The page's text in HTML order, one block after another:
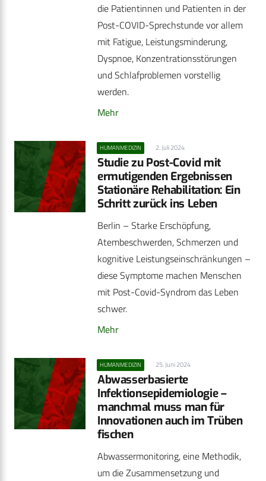
die Patientinnen und Patienten in der
Post-COVID-Sprechstunde vor allem
mit Fatigue, Leistungsminderung,
Dyspnoe, Konzentrationsstörungen
und Schlafproblemen vorstellig
werden.
Mehr
HUMANMEDIZIN 2. Juli 2024
Studie zu Post-Covid mit
ermutigenden Ergebnissen
Stationäre Rehabilitation: Ein
Schritt zurück ins Leben
Berlin – Starke Erschöpfung,
Atembeschwerden, Schmerzen und
kognitive Leistungseinschränkungen –
diese Symptome machen Menschen
mit Post-Covid-Syndrom das Leben
schwer.
Mehr
HUMANMEDIZIN 25. Juni 2024
Abwasserbasierte
Infektionsepidemiologie –
manchmal muss man für
Innovationen auch im Trüben
fischen
Abwassermonitoring, eine Methodik,
um die Zusammensetzung und